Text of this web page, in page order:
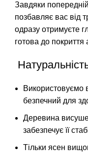
Завдяки
позбавляє вас від
одразу отримуєте
готова до покриття
Використовуємо
безпечний для
Деревина
забезпечує її
Тільки ясен